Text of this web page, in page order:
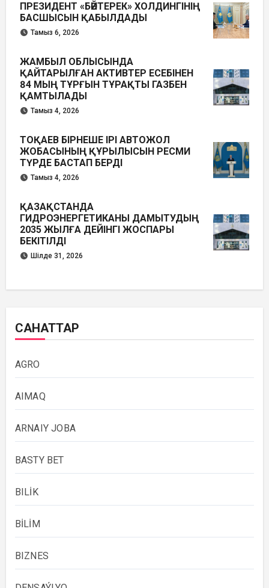
ПРЕЗИДЕНТ «БӘЙТЕРЕК» ХОЛДИНГІНІҢ
БАСШЫСЫН ҚАБЫЛДАДЫ
Тамыз 6, 2026
ЖАМБЫЛ ОБЛЫСЫНДА
ҚАЙТАРЫЛҒАН АКТИВТЕР ЕСЕБІНЕН
84 МЫҢ ТҰРҒЫН ТҰРАҚТЫ ГАЗБЕН
ҚАМТЫЛАДЫ
Тамыз 4, 2026
ТОҚАЕВ БІРНЕШЕ ІРІ АВТОЖОЛ
ЖОБАСЫНЫҢ ҚҰРЫЛЫСЫН РЕСМИ
ТҮРДЕ БАСТАП БЕРДІ
Тамыз 4, 2026
ҚАЗАҚСТАНДА
ГИДРОЭНЕРГЕТИКАНЫ ДАМЫТУДЫҢ
2035 ЖЫЛҒА ДЕЙІНГІ ЖОСПАРЫ
БЕКІТІЛДІ
Шілде 31, 2026
САНАТТАР
AGRO
AIMAQ
ARNAIY JOBA
BASTY BET
BILİK
BİLİM
BIZNES